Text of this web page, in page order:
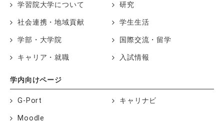
学習院大学について 研究
社会連携・地域貢献 学生生活
学部・大学院 国際交流・留学
キャリア・就職 入試情報
学内向けページ
G-Port キャリナビ
Moodle